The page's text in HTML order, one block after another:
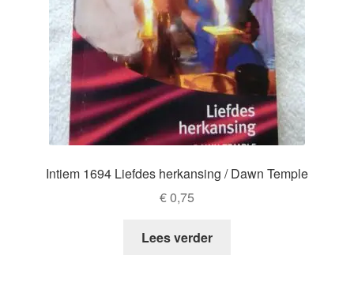
Intiem 1694 Liefdes herkansing / Dawn Temple
€0,75
Lees verder